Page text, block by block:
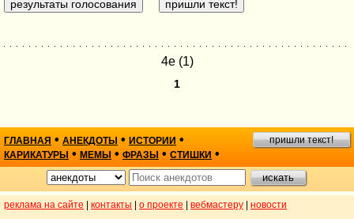
4e (1)
1
ГЛАВНАЯ • АНЕКДОТЫ • ИСТОРИИ •
КАРИКАТУРЫ • МЕМЫ • ФРАЗЫ • СТИШКИ •
пришли текст!
реклама на сайте контакты о проекте вебмастеру
новости